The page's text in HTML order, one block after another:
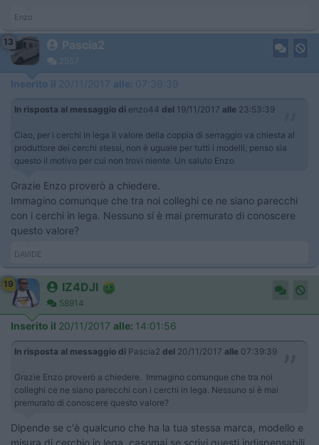
Enzo
13 Pascia2
2557
Inserito il 20/11/2017 alle: 07:39:39
In risposta al messaggio di enzo44 del 19/11/2017 alle 23:53:39
Ciao, per i cerchi in lega il valore della coppia di serraggio va chiesta al
produttore dei cerchi stessi, non è uguale per tutti i modelli, penso sia
questo il motivo per cui non trovi niente. Un saluto Enzo
Grazie Enzo proverò a chiedere.
Immagino comunque che tra noi colleghi ce ne siano parecchi
con i cerchi in lega. Nessuno si è mai premurato di conoscere
questo valore?
DAVIDE
19 IZ4DJI
58914
Inserito il 20/11/2017 alle: 14:01:56
In risposta al messaggio di Pascia2 del 20/11/2017 alle 07:39:39
Grazie Enzo proverò a chiedere. Immagino comunque che tra noi
colleghi ce ne siano parecchi con i cerchi in lega. Nessuno si è mai
premurato di conoscere questo valore?
Dipende se c'è qualcuno che ha la tua stessa marca, modello e
misura di cerchio in lega, casomai se scrivi questi indispensabili